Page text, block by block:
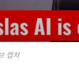
캡처